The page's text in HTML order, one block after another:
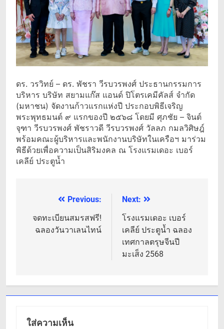
ดร. วรวิทย์ – ดร. พัชรา วีรบวรพงศ์ ประธานกรรมการ
บริหาร บริษัท สยามแก๊ส แอนด์ ปิโตรเคมีคัลส์ จำกัด
(มหาชน) จัดงานก้าวแรกแห่งปี ประกอบพิธีเจริญ
พระพุทธมนต์ ๙ แรกของปี ๒๕๖๘ โดยมี ศุภชัย – จินต์
จุฑา วีรบวรพงศ์ พัชราวดี วีรบวรพงศ์ วัลลภ กมลวิศิษฎ์
พร้อมคณะผู้บริหารและพนักงานบริษัทในเครือฯ มาร่วม
พิธีด้วยเพื่อความเป็นสิริมงคล ณ โรงแรมเดอะ เบอร์
เคลีย์ ประตูน้ำ
แนะแนว
เรื่อง
Previous:
จดทะเบียนสมรสฟรี!
ฉลองวันวาเลนไทน์
Next:
โรงแรมเดอะ เบอร์
เคลีย์ ประตูน้ำ ฉลอง
เทศกาลตรุษจีนปี
มะเส็ง 2568
ใส่ความเห็น